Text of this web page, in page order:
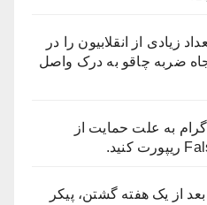
زیادی از انقلابیون را در
ضربه چاقو به درک واصل
به علت حمایت از
از یک هفته گشتن، پیکر